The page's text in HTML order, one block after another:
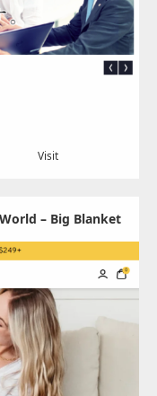
Visit
– Big Blanket